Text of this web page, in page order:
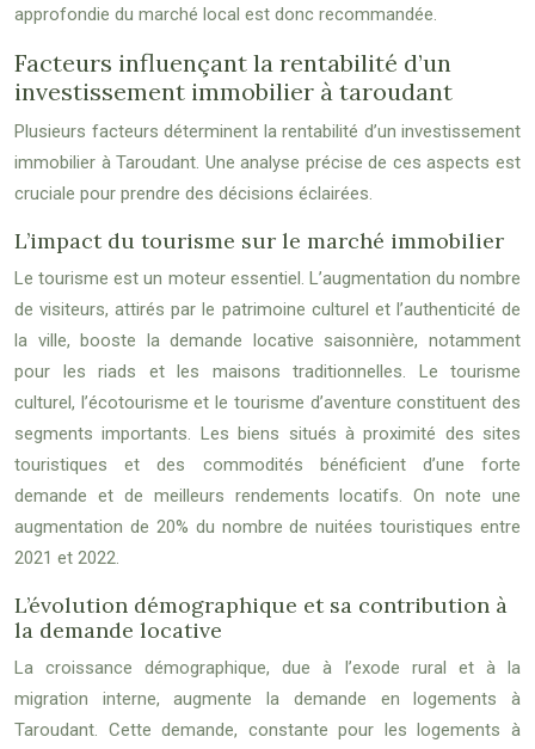
approfondie du marché local est donc recommandée.
Facteurs influençant la rentabilité d’un
investissement immobilier à taroudant
Plusieurs facteurs déterminent la rentabilité d’un investissement
immobilier à Taroudant. Une analyse précise de ces aspects est
cruciale pour prendre des décisions éclairées.
L’impact du tourisme sur le marché immobilier
Le tourisme est un moteur essentiel. L’augmentation du nombre
de visiteurs, attirés par le patrimoine culturel et l’authenticité de
la ville, booste la demande locative saisonnière, notamment
pour les riads et les maisons traditionnelles. Le tourisme
culturel, l’écotourisme et le tourisme d’aventure constituent des
segments importants. Les biens situés à proximité des sites
touristiques et des commodités bénéficient d’une forte
demande et de meilleurs rendements locatifs. On note une
augmentation de 20% du nombre de nuitées touristiques entre
2021 et 2022.
L’évolution démographique et sa contribution à
la demande locative
La croissance démographique, due à l’exode rural et à la
migration interne, augmente la demande en logements à
Taroudant. Cette demande, constante pour les logements à